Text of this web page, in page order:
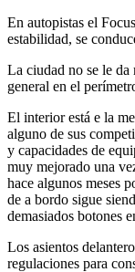
En autopistas el
estabilidad, se
La ciudad no se le da
general en el
El interior está e la
alguno de sus
y capacidades de
muy mejorado una
hace algunos meses
de a bordo sigue
demasiados botones
Los asientos
regulaciones para